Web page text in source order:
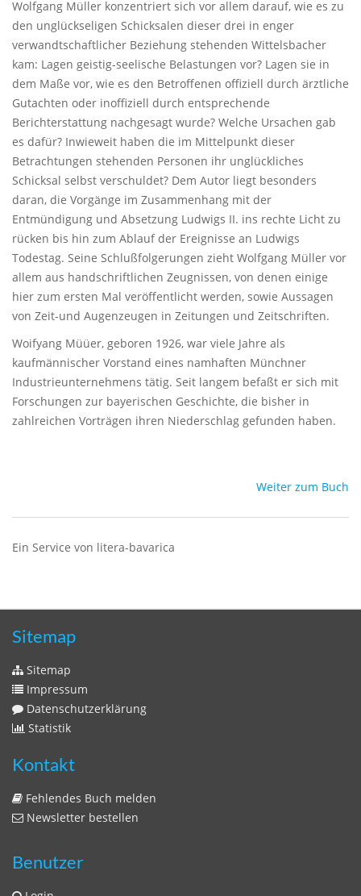
Wolfgang Müller konzentriert sich vor allem darauf, wie es zu
den unglückseligen Schicksalen dieser drei in enger
verwandtschaftlicher Beziehung stehenden Wittelsbacher
kam: Lagen geistig-seelische Belastungen vor? Lagen sie in
dem Maße vor, wie es den Betroffenen offiziell durch ärztliche
Gutachten oder inoffiziell durch entsprechende
Berichterstattung nachgesagt wurde? Welche Ursachen gab
es dafür? Inwieweit haben die im Mittelpunkt dieser
Betrachtungen stehenden Personen ihr unglückliches
Schicksal selbst verschuldet? Dem Autor liegt besonders
daran, die Vorgänge im Zusammenhang mit der
Entmündigung und Absetzung Ludwigs II. ins rechte Licht zu
rücken bis hin zum Ablauf der Ereignisse an Ludwigs
Todestag. Seine Schlußfolgerungen zieht Wolfgang Müller vor
allem aus handschriftlichen Zeugnissen, von denen einige
hier zum ersten Mal veröffentlicht werden, sowie Aussagen
von Zeit-und Augenzeugen in Zeitungen und Zeitschriften.
Woifyang Müüer, geboren 1926, war viele Jahre als
kaufmännischer Vorstand eines namhaften Münchner
Industrieunternehmens tätig. Seit langem befaßt er sich mit
Forschungen zur bayerischen Geschichte, die bisher in
zahlreichen Vorträgen ihren Niederschlag gefunden haben.
Weiter zum Buch
Ein Service von litera-bavarica
Sitemap
Sitemap
Impressum
Datenschutzerklärung
Statistik
Kontakt
Fehlendes Buch melden
Newsletter bestellen
Benutzer